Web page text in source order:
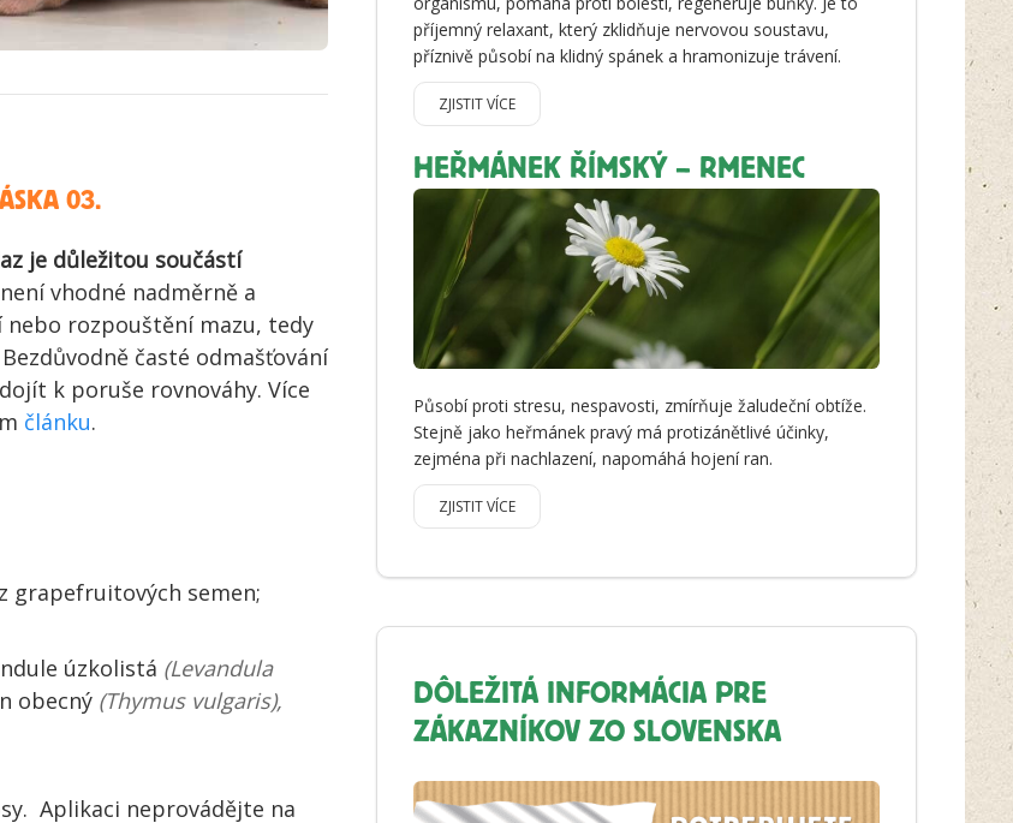
03.
je důležitou součástí
vhodné nadměrně a
rozpouštění mazu, tedy
časté odmašťování
k poruše rovnováhy. Více
článku.
grapefruitových semen;
úzkolistá (Levandula
obecný (Thymus vulgaris),
Aplikaci neprovádějte na
příjemný relaxant, který zklidňuje nervovou soustavu,
příznivě působí na klidný spánek a hramonizuje trávení.
ZJISTIT VÍCE
HEŘMÁNEK ŘÍMSKÝ – RMENEC
Působí proti stresu, nespavosti, zmírňuje žaludeční obtíže.
Stejně jako heřmánek pravý má protizánětlivé účinky,
zejména při nachlazení, napomáhá hojení ran.
ZJISTIT VÍCE
DÔLEŽITÁ INFORMÁCIA PRE
ZÁKAZNÍKOV ZO SLOVENSKA